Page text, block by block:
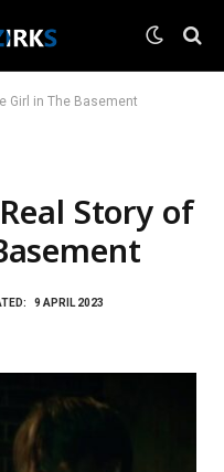
Girl in The Basement
Story of
9 APRIL 2023